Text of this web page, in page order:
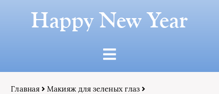
Happy New Year
Главная Макияж для зеленых глаз